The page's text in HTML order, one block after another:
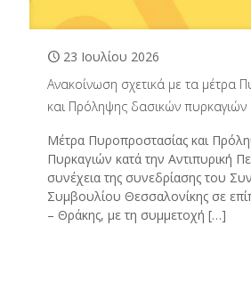
23 Ιουλίου 2026
Ανακοίνωση σχετικά με τα μέτρα
και Πρόληψης δασικών πυρκαγιών
Μέτρα Πυροπροστασίας και
Πυρκαγιών κατά την Αντιπυρική
συνέχεια της συνεδρίασης του
Συμβουλίου Θεσσαλονίκης σε
– Θράκης, με τη συμμετοχή […]